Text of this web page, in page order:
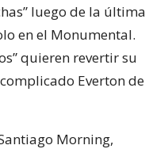
luego de la última
en el Monumental.
quieren revertir su
Everton de
Morning,